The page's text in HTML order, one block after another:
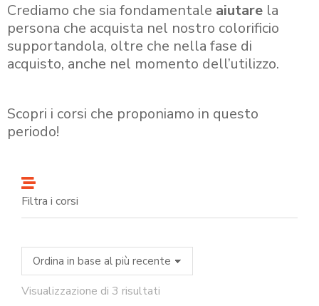
Crediamo che sia fondamentale aiutare la
persona che acquista nel nostro colorificio
supportandola, oltre che nella fase di
acquisto, anche nel momento dell’utilizzo.
Scopri i corsi che proponiamo in questo
periodo!
Filtra i corsi
Visualizzazione di 3 risultati